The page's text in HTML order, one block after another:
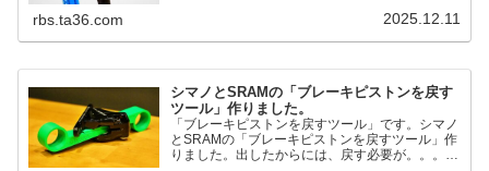
るようになりました。シンワ測定(Shinwa
Sokutei)￥1,375Amazon.c...
rbs.ta36.com 2025.12.11
シマノとSRAMの「ブレーキピストンを戻す
ツール」作りました。
「ブレーキピストンを戻すツール」です。シマノ
とSRAMの「ブレーキピストンを戻すツール」作
りました。出したからには、戻す必要が。。。で